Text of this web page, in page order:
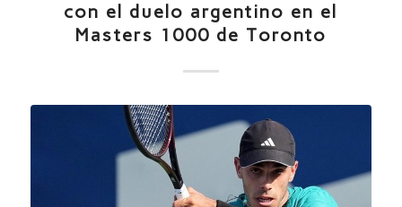
con el duelo argentino en el
Masters 1000 de Toronto